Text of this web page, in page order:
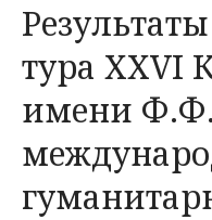
тура ХХVI
имени